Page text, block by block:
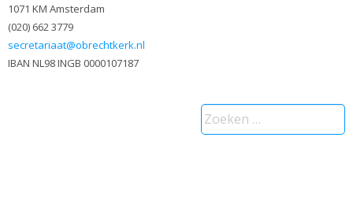
1071 KM Amsterdam
(020) 662 3779
secretariaat@obrechtkerk.nl
IBAN NL98 INGB 0000107187
Zoeken
naar: